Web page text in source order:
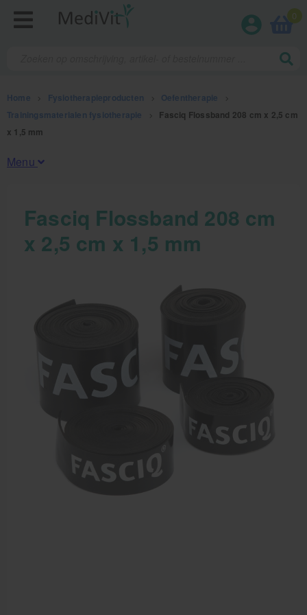
0
Home Fysiotherapieproducten Oefentherapie
Trainingsmaterialen fysiotherapie
Fasciq Flossband 208 cm x 2,5 cm
x 1,5 mm
Menu
Fysiotherapieproducten
Oefentherapie
Anatomie posters en skeletten
Meten en testen
Dry Needling
Echogel & Ultrasoundgel
Verbruiksmaterialen
Massage
Massagetafels
Sportbraces
Fasciq Flossband 208 cm
x 2,5 cm x 1,5 mm